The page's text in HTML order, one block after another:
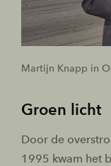
Martijn Knapp in
Groen licht
Door de
1995 kwam het